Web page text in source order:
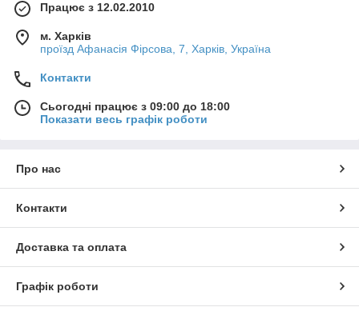
Працює з 12.02.2010
м. Харків
проїзд Афанасія Фірсова, 7, Харків, Україна
Контакти
Сьогодні працює з 09:00 до 18:00
Показати весь графік роботи
Про нас
Контакти
Доставка та оплата
Графік роботи